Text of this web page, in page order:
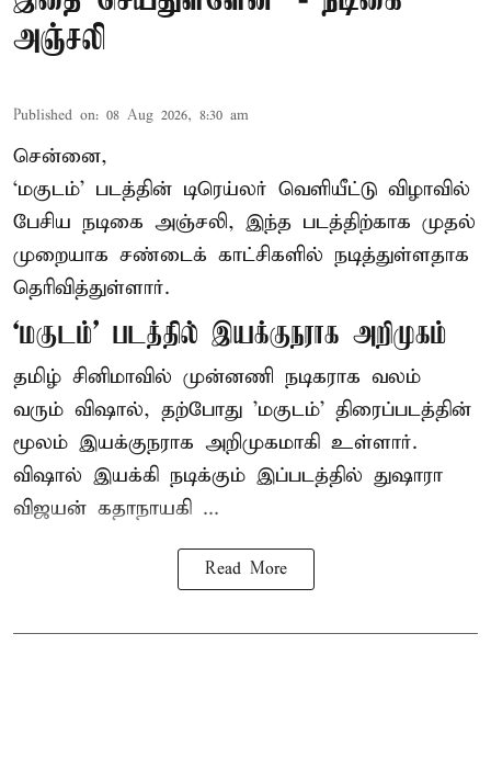
அஞ்சலி
Published on: 08 Aug 2026, 8:30 am
சென்னை,
‘மகுடம்’ படத்தின் டிரெய்லர் வெளியீட்டு விழாவில்
பேசிய நடிகை அஞ்சலி, இந்த படத்திற்காக முதல்
முறையாக சண்டைக் காட்சிகளில் நடித்துள்ளதாக
தெரிவித்துள்ளார்.
‘மகுடம்’ படத்தில் இயக்குநராக அறிமுகம்
தமிழ் சினிமாவில் முன்னணி நடிகராக வலம்
வரும் விஷால், தற்போது 'மகுடம்' திரைப்படத்தின்
மூலம் இயக்குநராக அறிமுகமாகி உள்ளார்.
விஷால் இயக்கி நடிக்கும் இப்படத்தில் துஷாரா
விஜயன் கதாநாயகி ...
Read More